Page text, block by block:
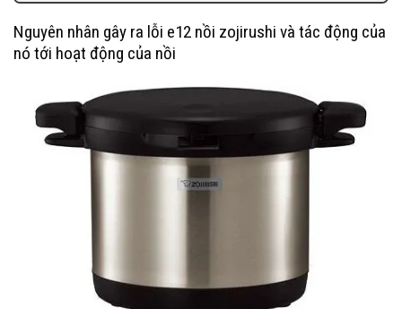
Nguyên nhân gây ra lỗi e12 nồi zojirushi và tác động của
nó tới hoạt động của nồi